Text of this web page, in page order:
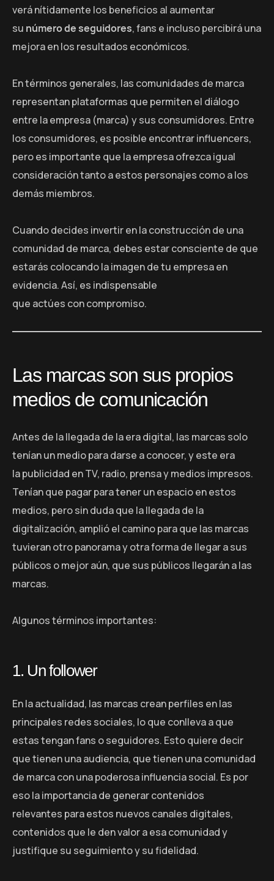
verá nítidamente los beneficios al aumentar
su número de seguidores, fans e incluso percibirá una
mejora en los resultados económicos.
En términos generales, las comunidades de marca
representan plataformas que permiten el diálogo
entre la empresa (marca) y sus consumidores. Entre
los consumidores, es posible encontrar influencers,
pero es importante que la empresa ofrezca igual
consideración tanto a estos personajes como a los
demás miembros.
Cuando decides invertir en la construcción de una
comunidad de marca, debes estar consciente de que
estarás colocando la imagen de tu empresa en
evidencia. Así, es indispensable
que actúes con compromiso.
Las marcas son sus propios
medios de comunicación
Antes de la llegada de la era digital, las marcas solo
tenían un medio para darse a conocer, y este era
la publicidad en TV, radio, prensa y medios impresos.
Tenían que pagar para tener un espacio en estos
medios, pero sin duda que la llegada de la
digitalización, amplió el camino para que las marcas
tuvieran otro panorama y otra forma de llegar a sus
públicos o mejor aún, que sus públicos llegarán a las
marcas.
Algunos términos importantes:
1. Un follower
En la actualidad, las marcas crean perfiles en las
principales redes sociales, lo que conlleva a que
estas tengan fans o seguidores. Esto quiere decir
que tienen una audiencia, que tienen una comunidad
de marca con una poderosa influencia social. Es por
eso la importancia de generar contenidos
relevantes para estos nuevos canales digitales,
contenidos que le den valor a esa comunidad y
justifique su seguimiento y su fidelidad.